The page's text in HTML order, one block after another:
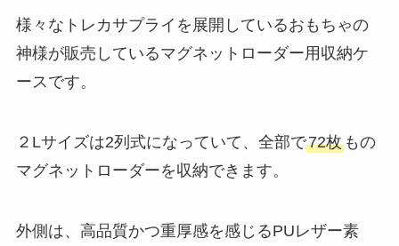
様々なトレカサプライを展開しているおもちゃの
神様が販売しているマグネットローダー用収納ケ
ースです。
２Lサイズは2列式になっていて、全部で72枚もの
マグネットローダーを収納できます。
外側は、高品質かつ重厚感を感じるPUレザー素